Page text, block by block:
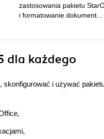
zastosowania pakietu
i formatowanie dokument...
dla każdego
i używać